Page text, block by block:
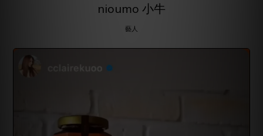
nioumo 小牛
藝人